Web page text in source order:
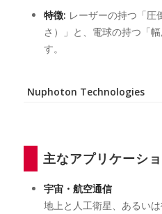
特徴: レーザーの持つ「圧
さ）」と、電球の持つ「
す。
Nuphoton Technologies
主なアプリケーシ
宇宙・航空通信
地上と人工衛星、あるい